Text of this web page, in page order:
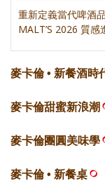
重新定義當代啤酒
MALT’S 2026 質感
麥卡倫 • 新餐酒時
麥卡倫甜蜜新浪潮
麥卡倫團圓美味學
麥卡倫 • 新餐桌